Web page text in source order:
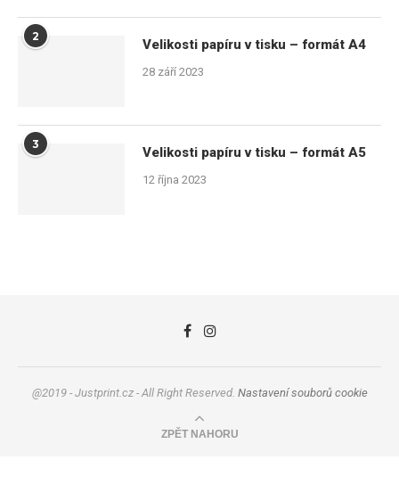
2
Velikosti papíru v tisku – formát A4
28 září 2023
3
Velikosti papíru v tisku – formát A5
12 října 2023
@2019 - Justprint.cz - All Right Reserved. Nastavení souborů cookie
ZPĚT NAHORU